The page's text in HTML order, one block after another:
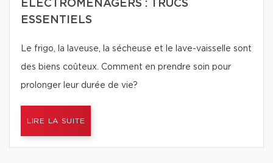
ÉLECTROMÉNAGERS : TRUCS
ESSENTIELS
Le frigo, la laveuse, la sécheuse et le lave-vaisselle sont
des biens coûteux. Comment en prendre soin pour
prolonger leur durée de vie?
LIRE LA SUITE